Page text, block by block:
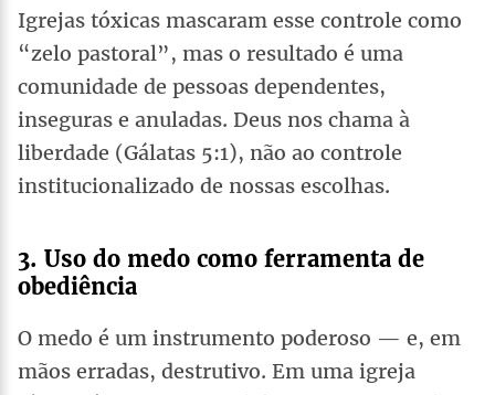
Igrejas tóxicas mascaram esse controle como
“zelo pastoral”, mas o resultado é uma
comunidade de pessoas dependentes,
inseguras e anuladas. Deus nos chama à
liberdade (Gálatas 5:1), não ao controle
institucionalizado de nossas escolhas.
3. Uso do medo como ferramenta de
obediência
O medo é um instrumento poderoso — e, em
mãos erradas, destrutivo. Em uma igreja